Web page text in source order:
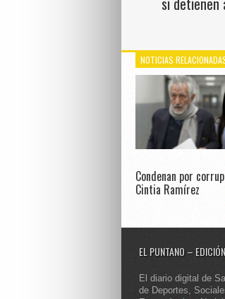
NOTICIAS
Condenan por
Cintia Ramírez
EL PUNTANO –
El diario digital de
de Deportes,